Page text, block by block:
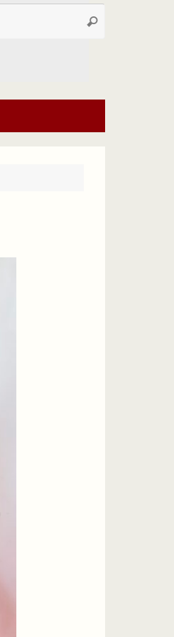
Rechercher